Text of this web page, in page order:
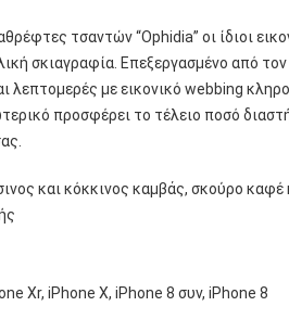
τσαντών “Ophidia” οι ίδιοι
σκιαγραφία. Επεξεργασμένο από
λεπτομερές με εικονικό webbing
προσφέρει το τέλειο ποσό
και κόκκινος καμβάς, σκούρο
Xr, iPhone Χ, iPhone 8 συν, iPhone 8